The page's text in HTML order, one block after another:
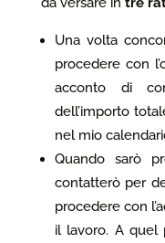
Una volta
procedere con
acconto di
dell’importo
nel mio
Quando sarò
contatterò per
procedere con
il lavoro. A quel